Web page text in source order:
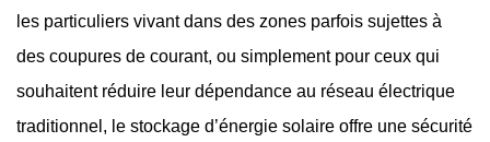
les particuliers vivant dans des zones parfois sujettes à
des coupures de courant, ou simplement pour ceux qui
souhaitent réduire leur dépendance au réseau électrique
traditionnel, le stockage d’énergie solaire offre une sécurité